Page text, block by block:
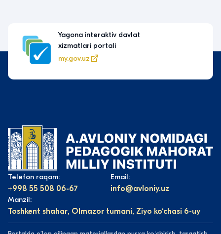
Yagona interaktiv davlat
xizmatlari portali
my.gov.uz
Telefon raqam:
+998 55 508 06-67
Email:
info@avloniy.uz
Manzil:
Toshkent shahar, Olmazor tumani, Ziyo ko‘chasi 6-uy